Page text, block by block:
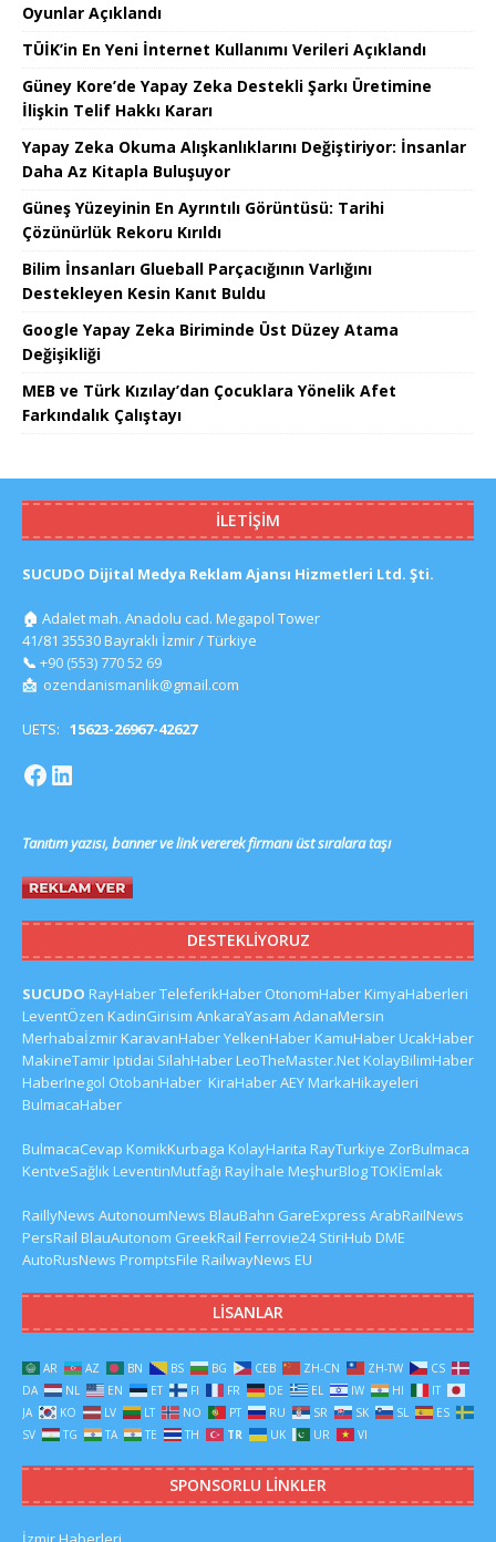
Oyunlar Açıklandı
TÜİK’in En Yeni İnternet Kullanımı Verileri Açıklandı
Güney Kore’de Yapay Zeka Destekli Şarkı Üretimine
İlişkin Telif Hakkı Kararı
Yapay Zeka Okuma Alışkanlıklarını Değiştiriyor: İnsanlar
Daha Az Kitapla Buluşuyor
Güneş Yüzeyinin En Ayrıntılı Görüntüsü: Tarihi
Çözünürlük Rekoru Kırıldı
Bilim İnsanları Glueball Parçacığının Varlığını
Destekleyen Kesin Kanıt Buldu
Google Yapay Zeka Biriminde Üst Düzey Atama
Değişikliği
MEB ve Türk Kızılay’dan Çocuklara Yönelik Afet
Farkındalık Çalıştayı
İLETIŞIM
SUCUDO Dijital Medya Reklam Ajansı Hizmetleri Ltd. Şti.
🏠 Adalet mah. Anadolu cad. Megapol Tower
41/81 35530 Bayraklı İzmir / Türkiye
📞 +90 (553) 770 52 69
📩 ozendanismanlik@gmail.com
UETS: 15623-26967-42627
Tanıtım yazısı, banner ve link vererek firmanı üst sıralara taşı
DESTEKLIYORUZ
SUCUDO RayHaberTeleferikHaber OtonomHaberKimyaHaberleri
LeventÖzen KadinGirisim AnkaraYasam AdanaMersin
MerhabaİzmirKaravanHaberYelkenHaberKamuHaberUcakHaber
MakineTamirIptidai SilahHaberLeoTheMaster.NetKolayBilimHaber
HaberInegol OtobanHaber KiraHaberAEYMarkaHikayeleri
BulmacaHaber
BulmacaCevap KomikKurbaga KolayHarita RayTurkiye ZorBulmaca
KentveSağlıkLeventinMutfağı Rayİhale MeşhurBlogTOKİEmlak
RaillyNews AutonoumNews BlauBahn GareExpress ArabRailNews
PersRail BlauAutonom GreekRail Ferrovie24 StiriHub DME
AutoRusNews PromptsFile RailwayNews EU
LISANLAR
AR AZ BN BS BG CEB ZH-CN ZH-TW
CS
DA
NL EN ET FI FR DE EL IW HI
IT
JA
KO LV LT NO PT RU SR SK SL
ES
SV
TG TA TE TH TR UK UR VI
SPONSORLU LINKLER